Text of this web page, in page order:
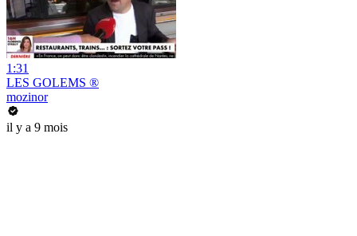
1:31
LES GOLEMS ®
mozinor
il y a 9 mois